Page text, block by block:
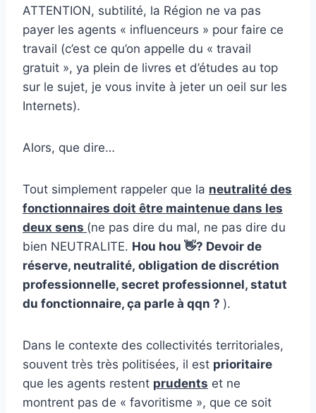
ATTENTION, subtilité, la Région ne va pas
payer les agents « influenceurs » pour faire ce
travail (c’est ce qu’on appelle du « travail
gratuit », ya plein de livres et d’études au top
sur le sujet, je vous invite à jeter un oeil sur les
Internets).
Alors, que dire…
Tout simplement rappeler que la neutralité des
fonctionnaires doit être maintenue dans les
deux sens (ne pas dire du mal, ne pas dire du
bien NEUTRALITE. Hou hou 👋? Devoir de
réserve, neutralité, obligation de discrétion
professionnelle, secret professionnel, statut
du fonctionnaire, ça parle à qqn ? ).
Dans le contexte des collectivités territoriales,
souvent très très politisées, il est prioritaire
que les agents restent prudents et ne
montrent pas de « favoritisme », que ce soit